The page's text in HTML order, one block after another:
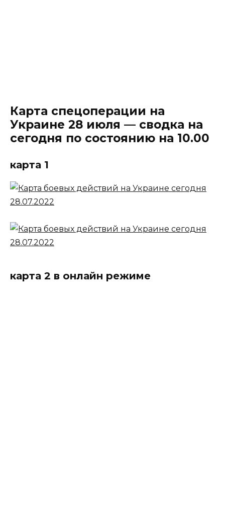
Карта спецоперации на
Украине 28 июля — сводка на
сегодня по состоянию на 10.00
карта 1
карта 2 в онлайн режиме